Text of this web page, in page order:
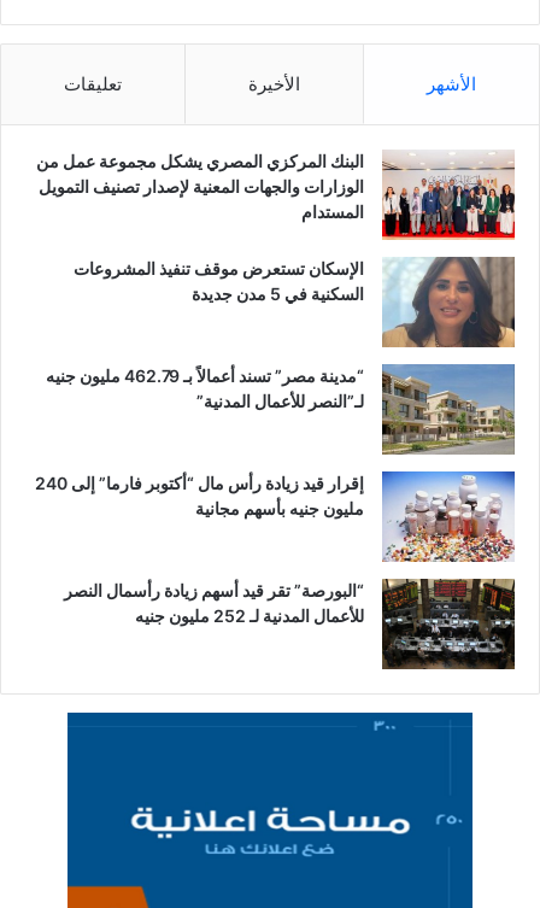
الأشهر الأخيرة تعليقات
البنك المركزي المصري يشكل مجموعة عمل من
الوزارات والجهات المعنية لإصدار تصنيف التمويل
المستدام
الإسكان تستعرض موقف تنفيذ المشروعات
السكنية في 5 مدن جديدة
“مدينة مصر” تسند أعمالاً بـ 462.79 مليون جنيه
لـ”النصر للأعمال المدنية”
إقرار قيد زيادة رأس مال “أكتوبر فارما” إلى 240
مليون جنيه بأسهم مجانية
“البورصة” تقر قيد أسهم زيادة رأسمال النصر
للأعمال المدنية لـ 252 مليون جنيه